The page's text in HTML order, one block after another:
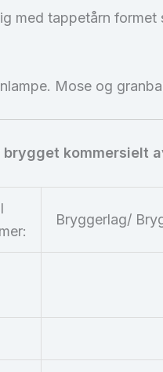
med tappetårn
Mose og
kommersielt
Bryggerlag/